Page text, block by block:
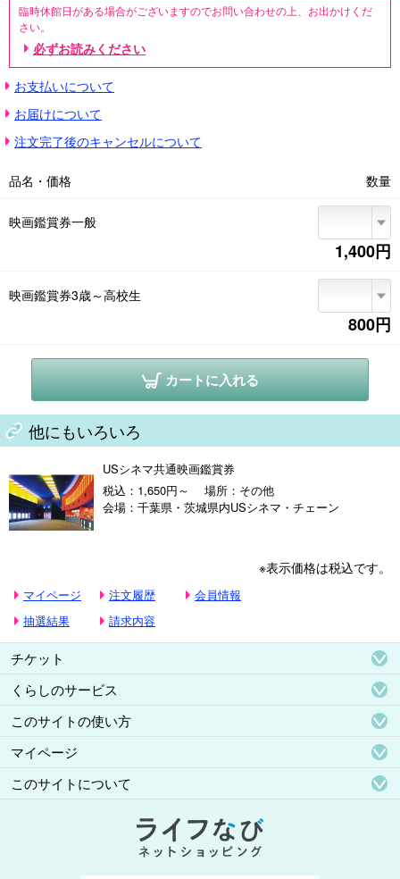
臨時休館日がある場合がございますのでお問い合わせの上、お出かけくだ
さい。
■各サービスデーもご利用いただけますが、差額返金はできませんのでご了
承願います。
り)
■一部特別興行作品や、オンライン購入にはご利用いただけません。
■年齢制限のある作品等、入場時に年齢を確認できる証明書のご提示をお願
いする場合がございます。
必ずお読みください
お支払いについて
お届けについて
注文完了後のキャンセルについて
品名・価格 数量
映画鑑賞券一般
1,400円
映画鑑賞券3歳～高校生
800円
カートに入れる
他にもいろいろ
USシネマ共通映画鑑賞券
税込：1,650円～
場所：その他
会場：千葉県・茨城県内USシネマ・チェーン
※表示価格は税込です。
マイページ 注文履歴
会員情報
抽選結果
請求内容
チケット
くらしのサービス
このサイトの使い方
マイページ
このサイトについて